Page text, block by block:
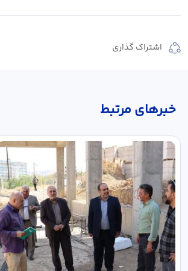
اشتراک گذاری
خبر‌های مرتبط